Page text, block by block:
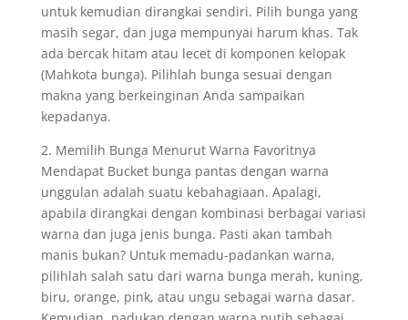
untuk kemudian dirangkai sendiri. Pilih bunga yang
masih segar, dan juga mempunyai harum khas. Tak
ada bercak hitam atau lecet di komponen kelopak
(Mahkota bunga). Pilihlah bunga sesuai dengan
makna yang berkeinginan Anda sampaikan
kepadanya.
2. Memilih Bunga Menurut Warna Favoritnya
Mendapat Bucket bunga pantas dengan warna
unggulan adalah suatu kebahagiaan. Apalagi,
apabila dirangkai dengan kombinasi berbagai variasi
warna dan juga jenis bunga. Pasti akan tambah
manis bukan? Untuk memadu-padankan warna,
pilihlah salah satu dari warna bunga merah, kuning,
biru, orange, pink, atau ungu sebagai warna dasar.